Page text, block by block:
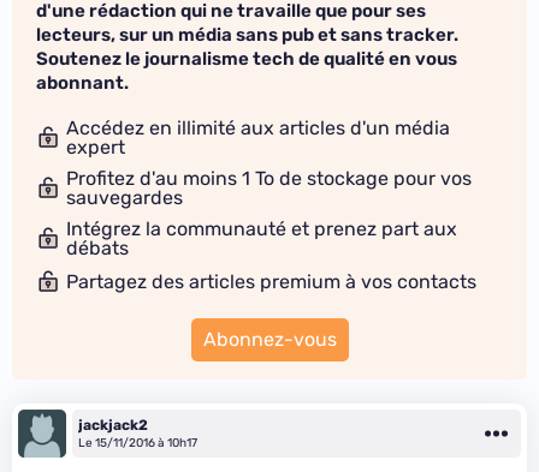
d'une rédaction qui ne travaille que pour ses
lecteurs, sur un média sans pub et sans tracker.
Soutenez le journalisme tech de qualité en vous
abonnant.
Accédez en illimité aux articles d'un média
expert
Profitez d'au moins 1 To de stockage pour vos
sauvegardes
Intégrez la communauté et prenez part aux
débats
Partagez des articles premium à vos contacts
Abonnez-vous
jackjack2
Le 15/11/2016 à 10h17